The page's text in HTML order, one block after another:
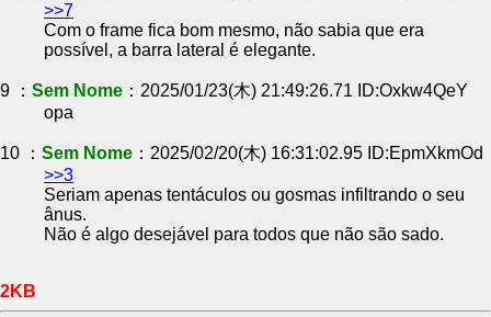
>>7
Com o frame fica bom mesmo, não sabia que era
possível, a barra lateral é elegante.
9 ： Sem Nome ：2025/01/23(木) 21:49:26.71 ID:Oxkw4QeY
opa
10 ： Sem Nome ：2025/02/20(木) 16:31:02.95 ID:EpmXkmOd
>>3
Seriam apenas tentáculos ou gosmas infiltrando o seu
ânus.
Não é algo desejável para todos que não são sado.
2KB